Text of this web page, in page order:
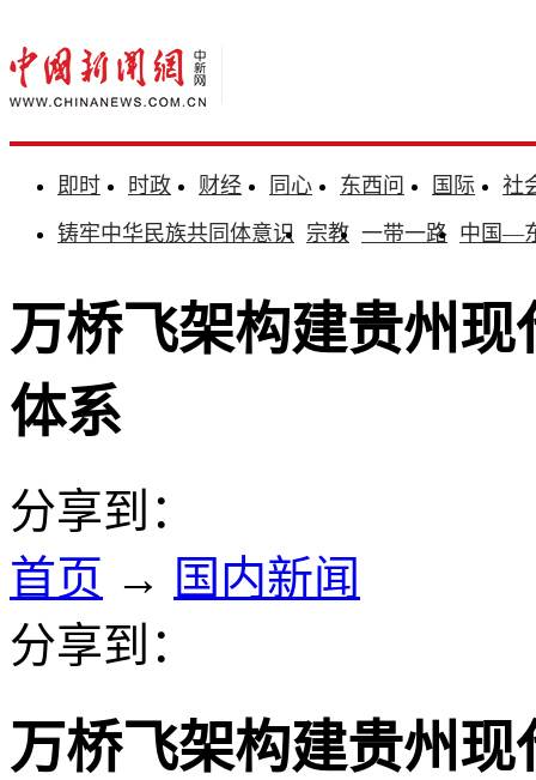
即时 时政 财经 同心 东西问 国际
社
铸牢中华民族共同体意识 宗教 一带一路 中国—
万桥飞架构建贵州
体系
分享到：
首页 → 国内新闻
分享到：
万桥飞架构建贵州